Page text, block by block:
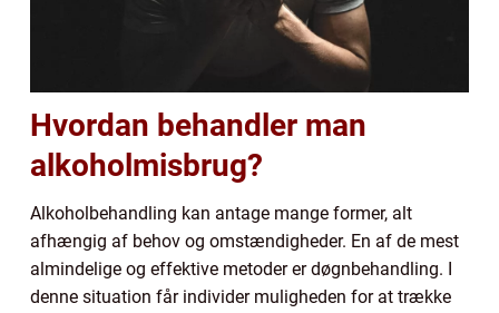
Hvordan behandler man
alkoholmisbrug?
Alkoholbehandling kan antage mange former, alt
afhængig af behov og omstændigheder. En af de mest
almindelige og effektive metoder er døgnbehandling. I
denne situation får individer muligheden for at trække